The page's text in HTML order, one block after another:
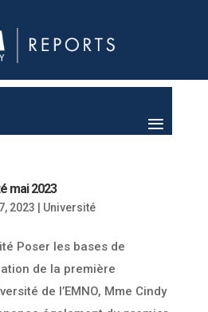
mai 2023
2023 Université
Poser les bases de
de la première
de l’EMNO, Mme Cindy